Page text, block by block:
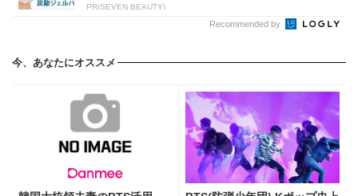
PR(SEVEN BEAUTY)
Recommended by
今、あなたにオススメ